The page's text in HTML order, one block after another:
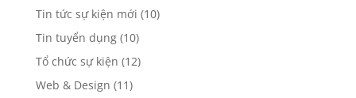
Tin tức sự kiện mới (10)
Tin tuyển dụng(10)
Tổ chức sự kiện (12)
Web & Design (11)